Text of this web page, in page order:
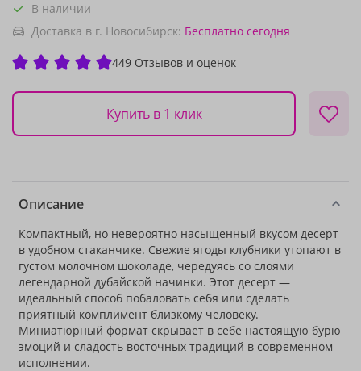
В наличии
Доставка в г. Новосибирск: Бесплатно сегодня
449 Отзывов и оценок
Купить в 1 клик
Описание
Компактный, но невероятно насыщенный вкусом десерт
в удобном стаканчике. Свежие ягоды клубники утопают в
густом молочном шоколаде, чередуясь со слоями
легендарной дубайской начинки. Этот десерт —
идеальный способ побаловать себя или сделать
приятный комплимент близкому человеку.
Миниатюрный формат скрывает в себе настоящую бурю
эмоций и сладость восточных традиций в современном
исполнении.